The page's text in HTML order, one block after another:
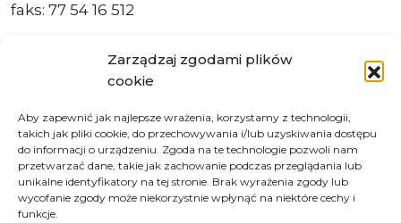
Zarządzaj zgodami plików
cookie
Aby zapewnić jak najlepsze wrażenia, korzystamy z technologii,
takich jak pliki cookie, do przechowywania i/lub uzyskiwania dostępu
do informacji o urządzeniu. Zgoda na te technologie pozwoli nam
przetwarzać dane, takie jak zachowanie podczas przeglądania lub
unikalne identyfikatory na tej stronie. Brak wyrażenia zgody lub
wycofanie zgody może niekorzystnie wpłynąć na niektóre cechy i
funkcje.
faks: 77 54 16 512
Adres do e-Doręczeń
Urzędu: AE:PL-66703-73759-IGTUV-14